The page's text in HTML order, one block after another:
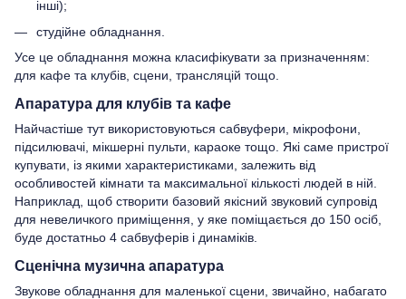
інші);
студійне обладнання.
Усе це обладнання можна класифікувати за призначенням:
для кафе та клубів, сцени, трансляцій тощо.
Апаратура для клубів та кафе
Найчастіше тут використовуються сабвуфери, мікрофони,
підсилювачі, мікшерні пульти, караоке тощо. Які саме пристрої
купувати, із якими характеристиками, залежить від
особливостей кімнати та максимальної кількості людей в ній.
Наприклад, щоб створити базовий якісний звуковий супровід
для невеличкого приміщення, у яке поміщається до 150 осіб,
буде достатньо 4 сабвуферів і динаміків.
Сценічна музична апаратура
Звукове обладнання для маленької сцени, звичайно, набагато